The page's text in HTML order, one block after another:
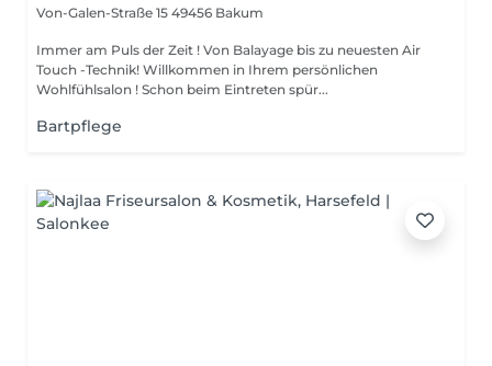
Von-Galen-Straße 15 49456 Bakum
Immer am Puls der Zeit ! Von Balayage bis zu neuesten Air
Touch -Technik! Willkommen in Ihrem persönlichen
Wohlfühlsalon ! Schon beim Eintreten spür...
Bartpflege